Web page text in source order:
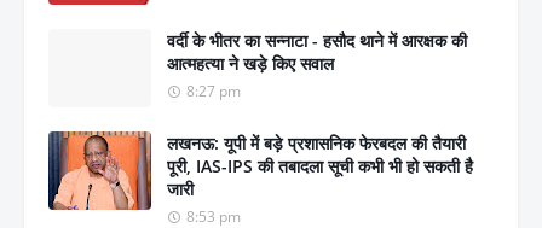
वर्दी के भीतर का सन्नाटा - हसौद थाने में आरक्षक की
आत्महत्या ने खड़े किए सवाल
8:27 pm
लखनऊ: यूपी में बड़े प्रशासनिक फेरबदल की तैयारी
पूरी, IAS-IPS की तबादला सूची कभी भी हो सकती है
जारी
8:53 pm